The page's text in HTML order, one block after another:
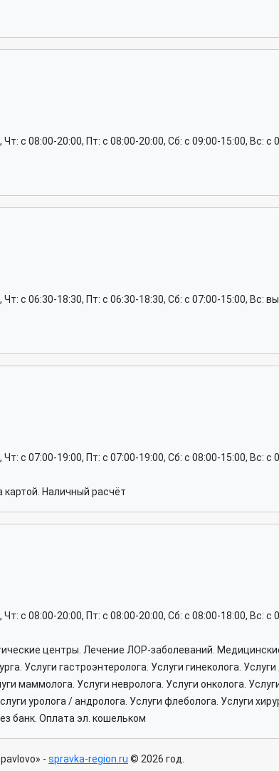
c 08:00-20:00, Пт: c 08:00-20:00, Сб: c 09:00-15:00, Вс: c
c 06:30-18:30, Пт: c 06:30-18:30, Сб: c 07:00-15:00, Вс:
c 07:00-19:00, Пт: c 07:00-19:00, Сб: c 08:00-15:00, Вс: c
Наличный расчёт
c 08:00-20:00, Пт: c 08:00-20:00, Сб: c 08:00-18:00, Вс: c
центры. Лечение ЛОР-заболеваний.
Услуги гастроэнтеролога. Услуги гинеколога.
маммолога. Услуги невролога. Услуги онколога.
уролога / андролога. Услуги флеболога. Услуги
банк. Оплата эл. кошельком
- spravka-region.ru © 2026 год.